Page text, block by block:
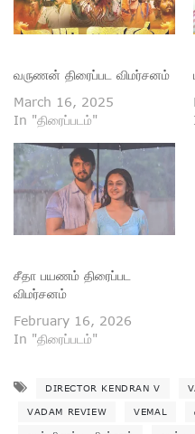
வருணன் திரைப்பட விமர்சனம்
March 16, 2025
In "திரைப்படம்"
சீதா பயணம் திரைப்பட
விமர்சனம்
February 16, 2026
In "திரைப்படம்"
DIRECTOR KENDRAN V
VADAM REVIEW VEMAL